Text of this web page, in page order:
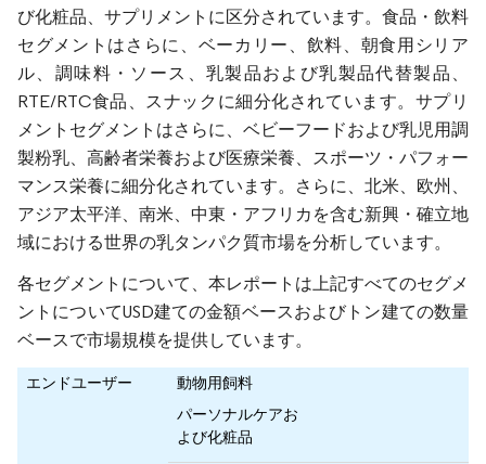
び化粧品、サプリメントに区分されています。食品・飲料
セグメントはさらに、ベーカリー、飲料、朝食用シリア
ル、調味料・ソース、乳製品および乳製品代替製品、
RTE/RTC食品、スナックに細分化されています。サプリ
メントセグメントはさらに、ベビーフードおよび乳児用調
製粉乳、高齢者栄養および医療栄養、スポーツ・パフォー
マンス栄養に細分化されています。さらに、北米、欧州、
アジア太平洋、南米、中東・アフリカを含む新興・確立地
域における世界の乳タンパク質市場を分析しています。
各セグメントについて、本レポートは上記すべてのセグメ
ントについてUSD建ての金額ベースおよびトン建ての数量
ベースで市場規模を提供しています。
エンドユーザー
動物用飼料
パーソナルケアお
よび化粧品